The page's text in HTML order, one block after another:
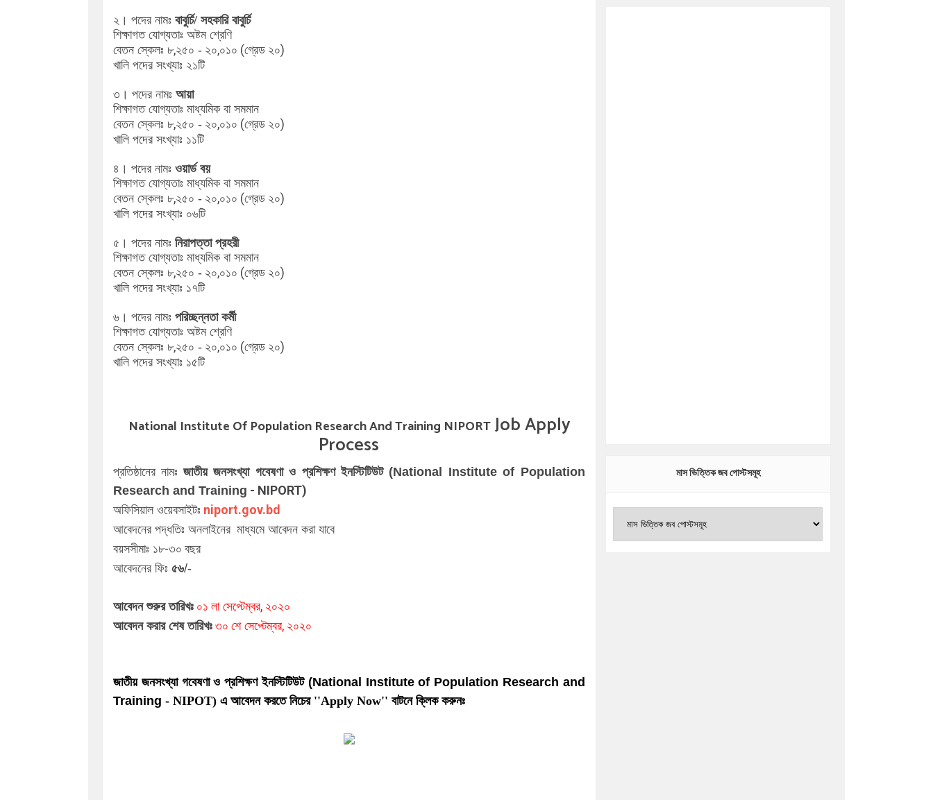
২। পদের নামঃ বাবুর্চি/ সহকারি বাবুর্চি
শিক্ষাগত যোগ্যতাঃ অষ্টম শ্রেণি
বেতন স্কেলঃ ৮,২৫০ - ২০,০১০ (গ্রেড ২০)
খালি পদের সংখ্যাঃ ২১টি
৩। পদের নামঃ আয়া
শিক্ষাগত যোগ্যতাঃ মাধ্যমিক বা সমমান
বেতন স্কেলঃ ৮,২৫০ - ২০,০১০ (গ্রেড ২০)
খালি পদের সংখ্যাঃ ১১টি
৪। পদের নামঃ ওয়ার্ড বয়
শিক্ষাগত যোগ্যতাঃ মাধ্যমিক বা সমমান
বেতন স্কেলঃ ৮,২৫০ - ২০,০১০ (গ্রেড ২০)
খালি পদের সংখ্যাঃ ০৬টি
৫। পদের নামঃ নিরাপত্তা প্রহরী
শিক্ষাগত যোগ্যতাঃ মাধ্যমিক বা সমমান
বেতন স্কেলঃ ৮,২৫০ - ২০,০১০ (গ্রেড ২০)
খালি পদের সংখ্যাঃ ১৭টি
৬। পদের নামঃ পরিচ্ছন্নতা কর্মী
শিক্ষাগত যোগ্যতাঃ অষ্টম শ্রেণি
বেতন স্কেলঃ ৮,২৫০ - ২০,০১০ (গ্রেড ২০)
খালি পদের সংখ্যাঃ ১৫টি
National Institute Of Population Research And Training NIPORTJob Apply
Process
প্রতিষ্ঠানের নামঃ জাতীয় জনসংখ্যা গবেষণা ও প্রশিক্ষণ ইনস্টিটিউট (National Institute of Population
Research and Training - NIPORT)
অফিসিয়াল ওয়েবসাইটঃ niport.gov.bd
আবেদনের পদ্ধতিঃ অনলাইনের মাধ্যমে আবেদন করা যাবে
বয়সসীমাঃ ১৮-৩০ বছর
আবেদনের ফিঃ ৫৬/-
আবেদন শুরুর তারিখঃ ০১ লাসেপ্টেম্বর, ২০২০
আবেদন করার শেষ তারিখঃ ৩০ শে সেপ্টেম্বর, ২০২০
জাতীয় জনসংখ্যা গবেষণা ও প্রশিক্ষণ ইনস্টিটিউট (National Institute of Population Research and
Training - NIPOT) এ আবেদন করতে নিচের ''Apply Now'' বাটনে ক্লিক করুনঃ
মাস ভিত্তিক জব পোস্টসমূহ